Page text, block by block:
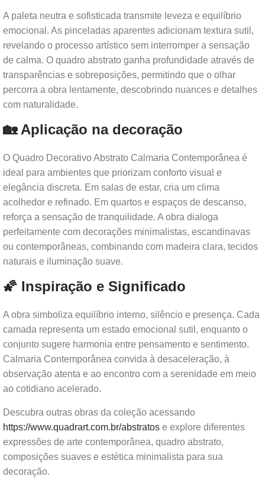
A paleta neutra e sofisticada transmite leveza e equilíbrio
emocional. As pinceladas aparentes adicionam textura sutil,
revelando o processo artístico sem interromper a sensação
de calma. O quadro abstrato ganha profundidade através de
transparências e sobreposições, permitindo que o olhar
percorra a obra lentamente, descobrindo nuances e detalhes
com naturalidade.
🏡 Aplicação na decoração
O Quadro Decorativo Abstrato Calmaria Contemporânea é
ideal para ambientes que priorizam conforto visual e
elegância discreta. Em salas de estar, cria um clima
acolhedor e refinado. Em quartos e espaços de descanso,
reforça a sensação de tranquilidade. A obra dialoga
perfeitamente com decorações minimalistas, escandinavas
ou contemporâneas, combinando com madeira clara, tecidos
naturais e iluminação suave.
🌠 Inspiração e Significado
A obra simboliza equilíbrio interno, silêncio e presença. Cada
camada representa um estado emocional sutil, enquanto o
conjunto sugere harmonia entre pensamento e sentimento.
Calmaria Contemporânea convida à desaceleração, à
observação atenta e ao encontro com a serenidade em meio
ao cotidiano acelerado.
Descubra outras obras da coleção acessando
https://www.quadrart.com.br/abstratos e explore diferentes
expressões de arte contemporânea, quadro abstrato,
composições suaves e estética minimalista para sua
decoração.